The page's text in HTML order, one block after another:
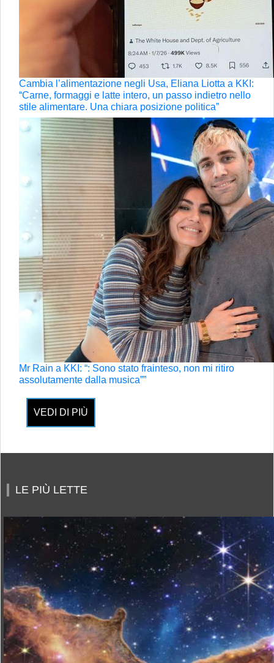
Cambia l’alimentazione negli Usa, Eliana Liotta a KKI:
“Carne, formaggi e latte intero, un passo indietro nello
stile alimentare. Una chiara posizione politica”
Mr Rain a KKI: “: Sono stato frainteso, non mi ritiro
assolutamente dalla musica””
VEDI DI PIÙ
LE PIÙ LETTE